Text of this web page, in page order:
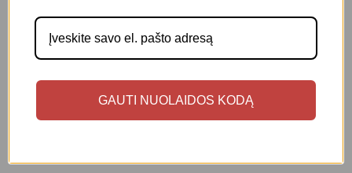
PROFESSIONAL
HAIRGENIE Perfect
Curl Mask – kaukė
PROFESSIONAL
HAIRGENIE Volume
Boost Mask –
GAUTI NUOLAIDOS KODĄ